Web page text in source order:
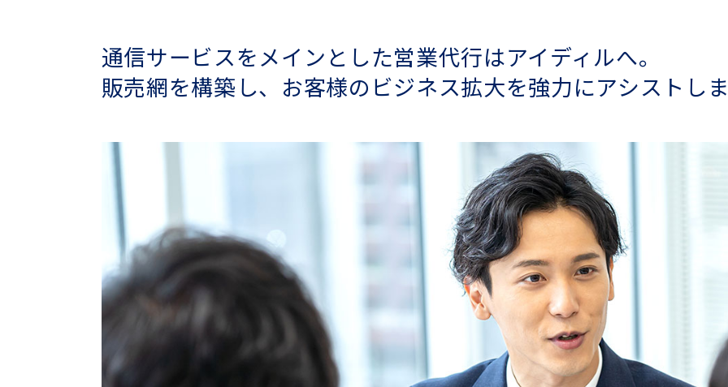
通信サービスをメインとした営業代行はアイディルへ。
販売網を構築し、お客様のビジネス拡大を強力にアシストし